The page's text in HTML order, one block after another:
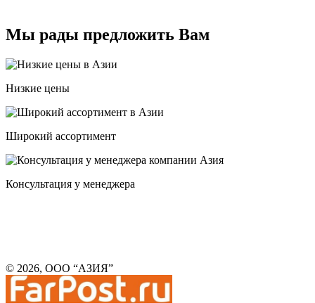
Мы рады предложить Вам
Низкие цены
Широкий ассортимент
Консультация у менеджера
© 2026, ООО “АЗИЯ”